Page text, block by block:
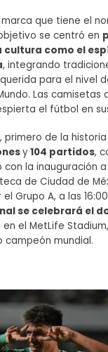
que tiene el
se centró en
cultura como el
, integrando
para el nivel
Las camisetas
el fútbol en
, primero de la
y104 partidos,
con la inauguración
de Ciudad de
el Grupo A, a las
se celebrará el
en el MetLife
campeón mundial.